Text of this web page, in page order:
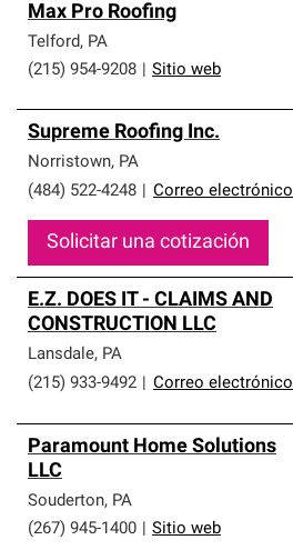
Max Pro Roofing
Telford, PA
(215) 954-9208
Sitio web
Supreme Roofing Inc.
Norristown, PA
(484) 522-4248
Correo electrónico
Solicitar una cotización
E.Z. DOES IT - CLAIMS AND
CONSTRUCTION LLC
Lansdale, PA
(215) 933-9492
Correo electrónico
Paramount Home Solutions
LLC
Souderton, PA
(267) 945-1400
Sitio web